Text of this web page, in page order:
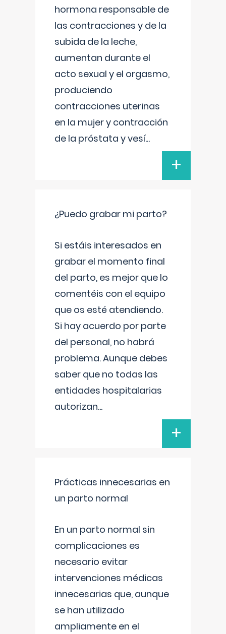
hormona responsable de
las contracciones y de la
subida de la leche,
aumentan durante el
acto sexual y el orgasmo,
produciendo
contracciones uterinas
en la mujer y contracción
de la próstata y vesí...
+
¿Puedo grabar mi parto?
Si estáis interesados en
grabar el momento final
del parto, es mejor que lo
comentéis con el equipo
que os esté atendiendo.
Si hay acuerdo por parte
del personal, no habrá
problema. Aunque debes
saber que no todas las
entidades hospitalarias
autorizan...
+
Prácticas innecesarias en
un parto normal
En un parto normal sin
complicaciones es
necesario evitar
intervenciones médicas
innecesarias que, aunque
se han utilizado
ampliamente en el